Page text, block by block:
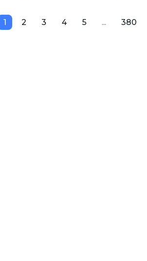
1 2 3 4 5 ... 380